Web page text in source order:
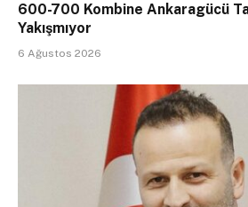
600-700 Kombine Ankaragücü
Yakışmıyor
6 Ağustos 2026